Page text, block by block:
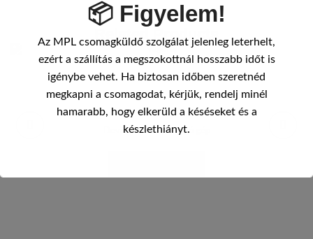
Related Products
Devia,Devia fólia vágó gép
📦 Figyelem!
Az MPL csomagküldő szolgálat jelenleg leterhelt,
ezért a szállítás a megszokottnál hosszabb időt is
igénybe vehet. Ha biztosan időben szeretnéd
megkapni a csomagodat, kérjük, rendelj minél
hamarabb, hogy elkerüld a késéseket és a
készlethiányt.